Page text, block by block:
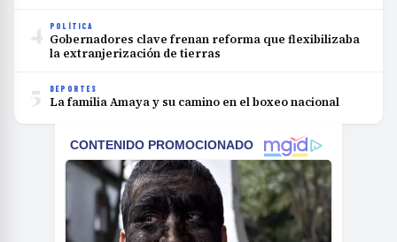
4 POLÍTICA
Gobernadores clave frenan reforma que flexibilizaba
la extranjerización de tierras
5 DEPORTES
La familia Amaya y su camino en el boxeo nacional